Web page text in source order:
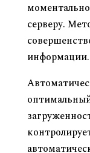
серверу.
информации.